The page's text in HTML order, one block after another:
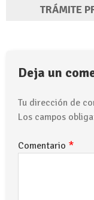
TRÁMITE
Deja un
Tu dirección de
Los campos
Comentario *